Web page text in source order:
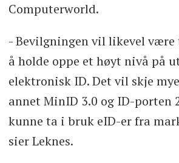
Computerworld.
- Bevilgningen vil likevel
å holde oppe et høyt nivå på
elektronisk ID. Det vil skje
annet MinID 3.0 og ID-porten
kunne ta i bruk eID-er fra
sier Leknes.